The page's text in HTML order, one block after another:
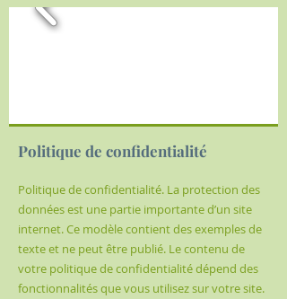
Politique de confidentialité
Politique de confidentialité. La protection des
données est une partie importante d’un site
internet. Ce modèle contient des exemples de
texte et ne peut être publié. Le contenu de
votre politique de confidentialité dépend des
fonctionnalités que vous utilisez sur votre site.